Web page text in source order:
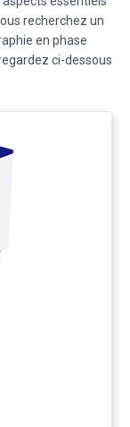
recherchez un
en phase
ci-dessous